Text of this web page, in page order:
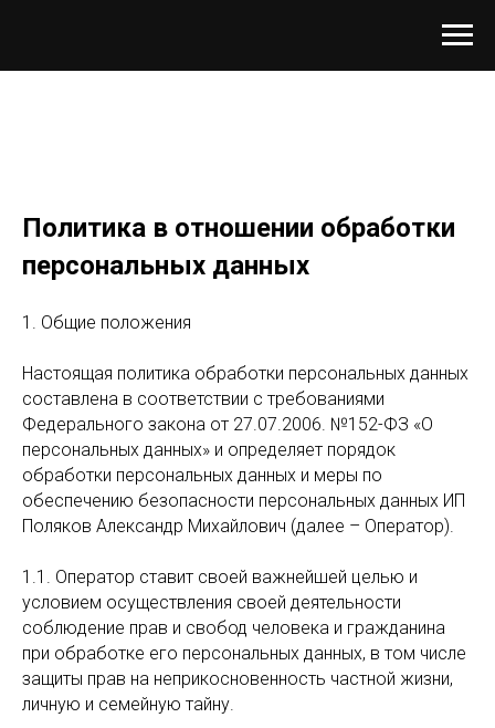
Политика в отношении обработки
персональных данных
1. Общие положения
Настоящая политика обработки персональных данных
составлена в соответствии с требованиями
Федерального закона от 27.07.2006. №152-ФЗ «О
персональных данных» и определяет порядок
обработки персональных данных и меры по
обеспечению безопасности персональных данных ИП
Поляков Александр Михайлович (далее – Оператор).
1.1. Оператор ставит своей важнейшей целью и
условием осуществления своей деятельности
соблюдение прав и свобод человека и гражданина
при обработке его персональных данных, в том числе
защиты прав на неприкосновенность частной жизни,
личную и семейную тайну.